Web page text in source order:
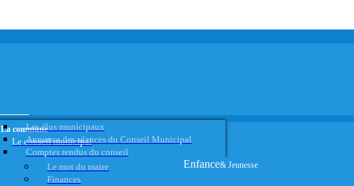
La commune
Le conseil municipal
Les élus municipaux
Annonce des séances du Conseil Municipal
Comptes rendus du conseil
Le mot du maire
Finances
Enfance& Jeunesse